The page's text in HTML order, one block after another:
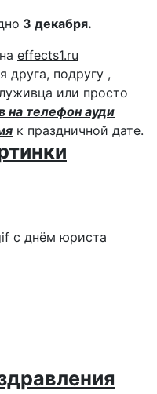
3 декабря.
effects1.ru
друга, подругу ,
или просто
на телефон ауди
к праздничной дате.